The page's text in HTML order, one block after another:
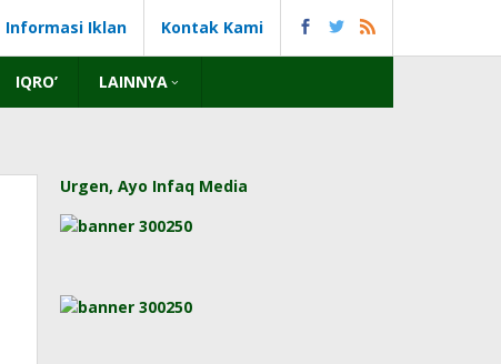
Informasi Iklan Kontak Kami
IQRO’ LAINNYA
Urgen, Ayo Infaq Media